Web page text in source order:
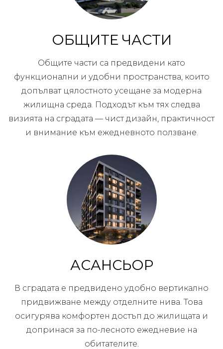
ОБЩИТЕ ЧАСТИ
Общите части са предвидени като
функционални и удобни пространства, които
допълват цялостното усещане за модерна
жилищна среда. Подходът към тях следва
визията на сградата — чист дизайн, практичност
и внимание към ежедневното ползване.
АСАНСЬОР
В сградата е предвидено удобно вертикално
придвижване между отделните нива. Това
осигурява комфортен достъп до жилищата и
допринася за по-лесното ежедневие на
обитателите.